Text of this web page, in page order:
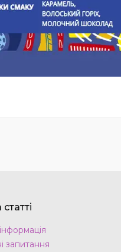
запитання